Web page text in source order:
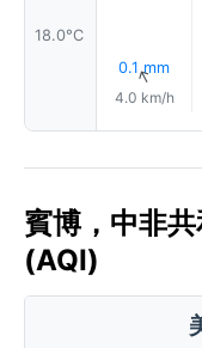
18.0°C
0.1 mm
↑
4.0 km/h
賓博，中非
(AQI)